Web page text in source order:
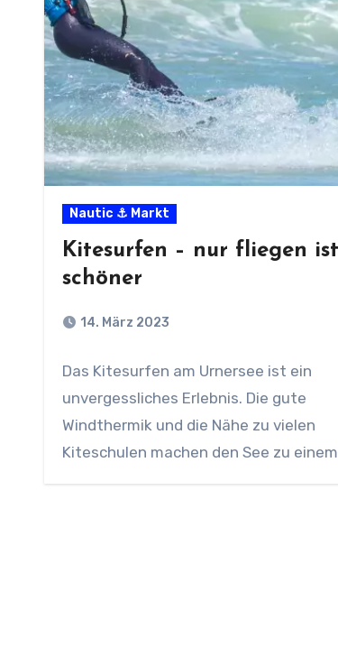
Nautic ⚓ Markt
Kitesurfen – nur fliegen ist
schöner
14. März 2023
Das Kitesurfen am Urnersee ist ein
unvergessliches Erlebnis. Die gute
Windthermik und die Nähe zu vielen
Kiteschulen machen den See zu